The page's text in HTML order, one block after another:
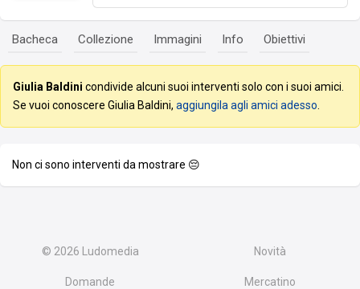
Bacheca Collezione Immagini Info Obiettivi
Giulia Baldini condivide alcuni suoi interventi solo con i suoi amici.
Se vuoi conoscere Giulia Baldini, aggiungila agli amici adesso
Non ci sono interventi da mostrare 😔
© 2026 Ludomedia Novità
Domande Mercatino